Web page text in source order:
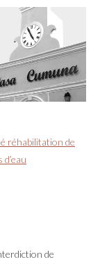
réhabilitation de
de